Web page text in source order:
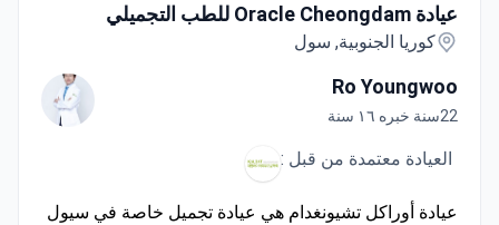
عيادة Oracle Cheongdam للطب التجميلي
كوريا الجنوبية, سول
Ro Youngwoo
22سنة خبره ١٦ سنة
العيادة معتمدة من قبل :
عيادة أوراكل تشيونغدام هي عيادة تجميل خاصة في سيول